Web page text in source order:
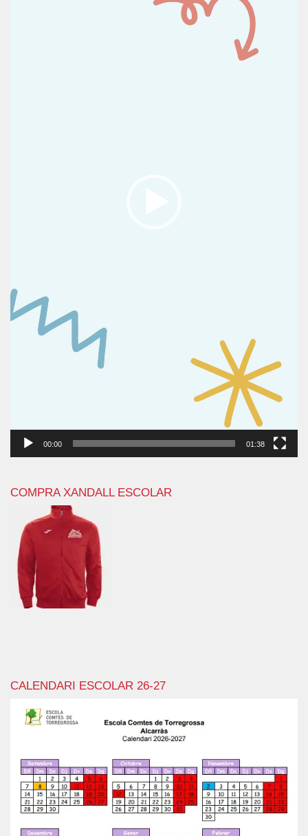
00:00 01:38
COMPRA XANDALL ESCOLAR
CALENDARI ESCOLAR 26-27